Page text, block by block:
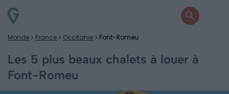
Monde France Occitanie Font-Romeu
Les 5 plus beaux chalets à louer à
Font-Romeu